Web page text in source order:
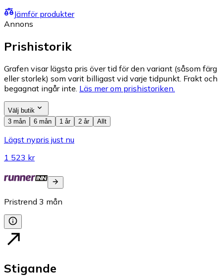
Jämför produkter
Annons
Prishistorik
Grafen visar lägsta pris över tid för den variant (såsom färg
eller storlek) som varit billigast vid varje tidpunkt. Frakt och
begagnat ingår inte. Läs mer om prishistoriken.
Välj butik
3 mån
6 mån 1 år 2 år Allt
Lägst nypris just nu
1 523 kr
Pristrend 3 mån
Stigande